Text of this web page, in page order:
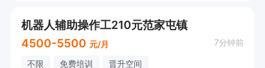
机器人辅助操作工210元范家屯镇
4500-5500 元/月 7分钟前
不限 免费培训 晋升空间